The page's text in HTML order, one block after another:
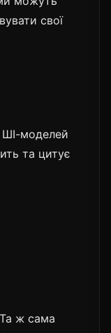
свої
ШІ-моделей
та цитує
Та ж сама